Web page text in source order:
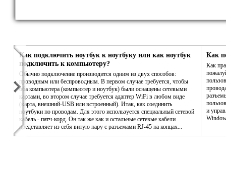
Как подключить ноутбук к ноутбуку или как ноутбук
подключить к компьютеру?
Обычно подключение производится одним из двух способов:
проводным или беспроводным. В первом случае требуется, чтобы
оба компьютера (компьютер и ноутбук) были оснащены сетевыми
картами, во втором случае требуется адаптер WiFi в любом виде
(карта, внешний-USB или встроенный). Итак, как соединить
ноутбуки по проводам. Для этого используется специальный сетевой
кабель - патч-корд. Он так же как и остальные сетевые кабели
представляет из себя витую пару с разъемами RJ-45 на концах...
Как
Как
и